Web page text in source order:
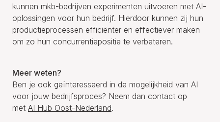
kunnen mkb-bedrijven experimenten uitvoeren met AI-
oplossingen voor hun bedrijf. Hierdoor kunnen zij hun
productieprocessen efficiënter en effectiever maken
om zo hun concurrentiepositie te verbeteren.
Meer weten?
Ben je ook geïnteresseerd in de mogelijkheid van AI
voor jouw bedrijfsproces? Neem dan contact op
met AI Hub Oost-Nederland.